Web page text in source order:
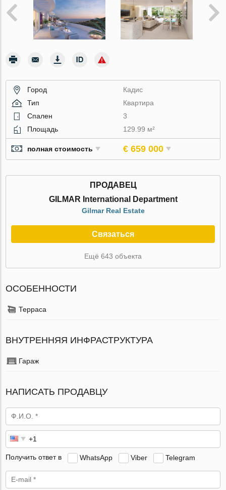
Город
Кадис
Тип
Квартира
Спален
3
Площадь
129.99 м²
полная стоимость € 659 000
ПРОДАВЕЦ
GILMAR International Department
Gilmar Real Estate
Связаться
Ещё 643 объекта
ОСОБЕННОСТИ
Терраса
ВНУТРЕННЯЯ ИНФРАСТРУКТУРА
Гараж
НАПИСАТЬ ПРОДАВЦУ
Получить ответ в WhatsApp Viber Telegram